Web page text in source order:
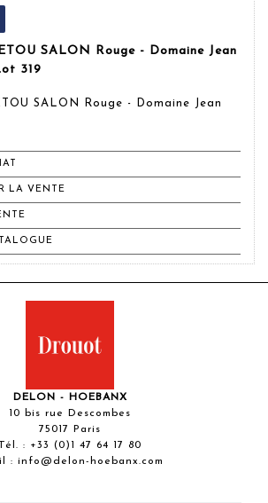
SALON Rouge - Domaine Jean
319
SALON Rouge - Domaine Jean
LA VENTE
DELON - HOEBANX
10 bis rue Descombes
75017 Paris
Tél. : +33 (0)1 47 64 17 80
: info@delon-hoebanx.com